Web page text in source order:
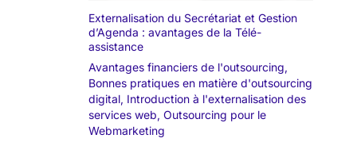
Externalisation du Secrétariat et Gestion
d’Agenda : avantages de la Télé-
assistance
Avantages financiers de l'outsourcing,
Bonnes pratiques en matière d'outsourcing
digital, Introduction à l'externalisation des
services web, Outsourcing pour le
Webmarketing